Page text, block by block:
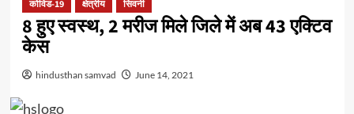
कोविड-19 क्षेत्रीय सिवनी
8 हुए स्वस्थ, 2 मरीज मिले जिले में अब 43 एक्टिव
केस
hindusthan samvad June 14, 2021